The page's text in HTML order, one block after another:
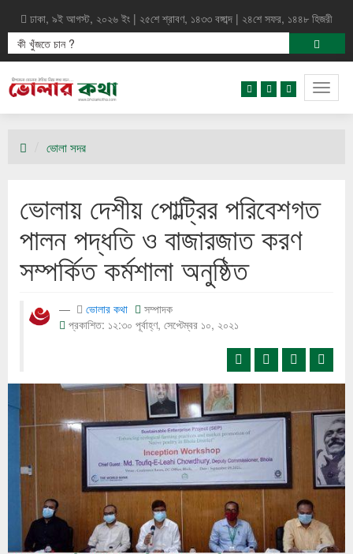
ঢাকা, ৯ই আগস্ট, ২০২৬ ইং | ২৫শে শ্রাবণ, ১৪৩৩ বঙ্গাব্দ | ২৪শে সফর, ১৪৪৮ হিজরী
ভোলা সদর
ভোলায় দেশীয় পোল্ট্রির পরিবেশগত
পালন পদ্ধতি ও বাজারজাত করণ
সম্পর্কিত কর্মশালা অনুষ্ঠিত
ভোলার কথা
সম্পাদক
প্রকাশিত: ১২:৩০ পূর্বাহ্ণ, সেপ্টেম্বর ১০, ২০২১